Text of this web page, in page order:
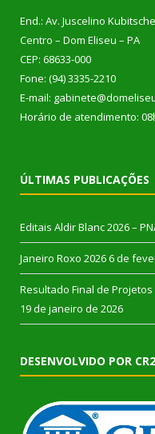
End.: Av. Juscelino
Centro – Dom Eliseu – PA
CEP: 68633-000
Fone: (94) 3335-2210
E-mail:
Horário de atendimento:
ÚLTIMAS PUBLICAÇÕES
Editais Aldir Blanc 2026 –
Janeiro Roxo 2026 6 de
Resultado Final de
19 de janeiro de 2026
DESENVOLVIDO POR CR2